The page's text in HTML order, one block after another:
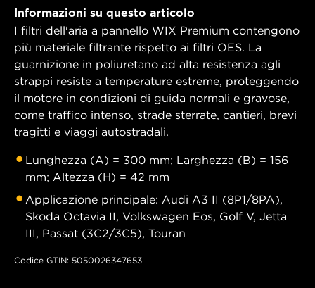
Informazioni su questo articolo
I filtri dell'aria a pannello WIX Premium contengono
più materiale filtrante rispetto ai filtri OES. La
guarnizione in poliuretano ad alta resistenza agli
strappi resiste a temperature estreme, proteggendo
il motore in condizioni di guida normali e gravose,
come traffico intenso, strade sterrate, cantieri, brevi
tragitti e viaggi autostradali.
Lunghezza (A) = 300 mm; Larghezza (B) = 156
mm; Altezza (H) = 42 mm
Applicazione principale: Audi A3 II (8P1/8PA),
Skoda Octavia II, Volkswagen Eos, Golf V, Jetta
III, Passat (3C2/3C5), Touran
Codice GTIN: 5050026347653